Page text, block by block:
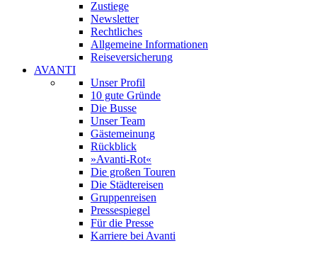
Zustiege
Newsletter
Rechtliches
Allgemeine Informationen
Reiseversicherung
AVANTI
Unser Profil
10 gute Gründe
Die Busse
Unser Team
Gästemeinung
Rückblick
»Avanti-Rot«
Die großen Touren
Die Städtereisen
Gruppenreisen
Pressespiegel
Für die Presse
Karriere bei Avanti